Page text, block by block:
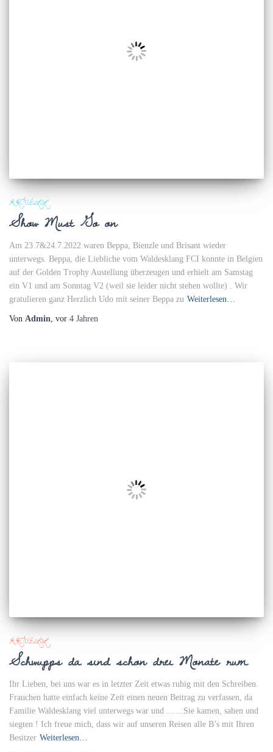
AKTUELL
Show Must Go on
Am 23.7&24.7.2022 waren Beppa, Bienzle und Brisant wieder
unterwegs. Beppa, die Liebliche vom Waldesklang FCI konnte in Belgien
auf der Golden Trophy Austellung überzeugen und erhielt am Samstag
ein V1 und am Sonntag V2 (weil sie leider nicht stehen wollte) . Wir
gratulieren ganz Herzlich Udo mit seiner Beppa zu Weiterlesen…
Von Admin, vor 4 Jahren
AKTUELL
Schwupps da sind schon drei Monate rum
Ihr Lieben, bei uns war es in letzter Zeit etwas ruhig mit den Schreiben.
Frauchen hatte einfach keine Zeit einen neuen Beitrag zu verfassen, da
Familie Waldesklang viel unterwegs war und ……Sie kamen, sahen und
siegten ! Ich freue mich, dass wir auf unseren Reisen alle B’s mit Ihren
Besitzer Weiterlesen…